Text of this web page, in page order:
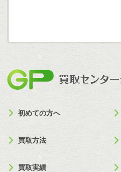
初めての方へ
買取方法
買取実績